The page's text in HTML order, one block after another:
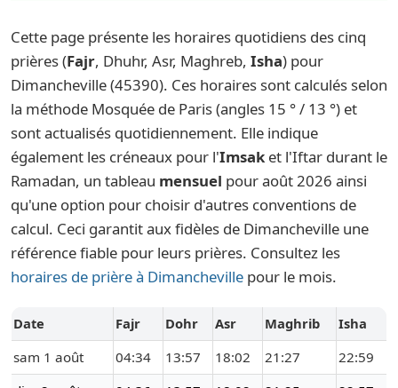
Cette page présente les horaires quotidiens des cinq
prières (Fajr, Dhuhr, Asr, Maghreb, Isha) pour
Dimancheville (45390). Ces horaires sont calculés selon
la méthode Mosquée de Paris (angles 15 ° / 13 °) et
sont actualisés quotidiennement. Elle indique
également les créneaux pour l'Imsak et l'Iftar durant le
Ramadan, un tableau mensuel pour août 2026 ainsi
qu'une option pour choisir d'autres conventions de
calcul. Ceci garantit aux fidèles de Dimancheville une
référence fiable pour leurs prières. Consultez les
horaires de prière à Dimancheville pour le mois.
Date Fajr Dohr Asr Maghrib
Isha
sam 1 août
04:34 13:57 18:02 21:27
22:59